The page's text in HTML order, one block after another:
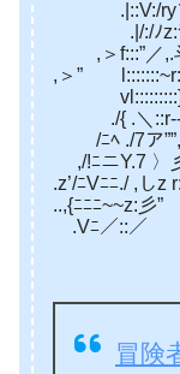
.|::V:/ry
.|/:/ﾉz:ﾔﾆ
,＞f:::”
,＞”
./{ .＼
/ﾆﾍ ./7ア
,/!ﾆニY.7
.z’/ﾆVﾆﾆ./ ,
..,{ﾆﾆﾆ
.Vﾆ／::
冒険